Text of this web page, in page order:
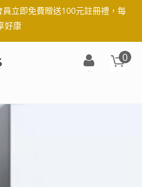
立即免費贈送100元註冊禮，每
好康
0